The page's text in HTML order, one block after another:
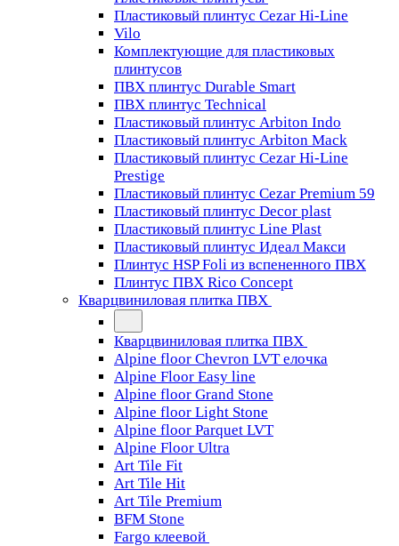
Пластиковый плинтус Cezar Hi-Line
Vilo
Комплектующие для пластиковых
плинтусов
ПВХ плинтус Durable Smart
ПВХ плинтус Technical
Пластиковый плинтус Arbiton Indo
Пластиковый плинтус Arbiton Mack
Пластиковый плинтус Cezar Hi-Line
Prestige
Пластиковый плинтус Cezar Premium 59
Пластиковый плинтус Decor plast
Пластиковый плинтус Line Plast
Пластиковый плинтус Идеал Макси
Плинтус HSP Foli из вспененного ПВХ
Плинтус ПВХ Rico Concept
Кварцвиниловая плитка ПВХ
Кварцвиниловая плитка ПВХ
Alpine floor Chevron LVT елочка
Alpine Floor Easy line
Alpine floor Grand Stone
Alpine floor Light Stone
Alpine floor Parquet LVT
Alpine Floor Ultra
Art Tile Fit
Art Tile Hit
Art Tile Premium
BFM Stone
Fargo клеевой